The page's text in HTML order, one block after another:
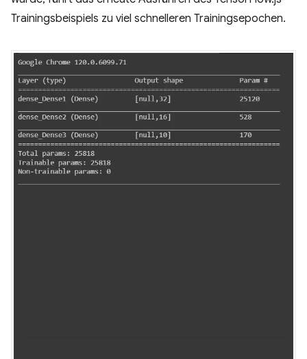
Trainingsbeispiels zu viel schnelleren Trainingsepochen.